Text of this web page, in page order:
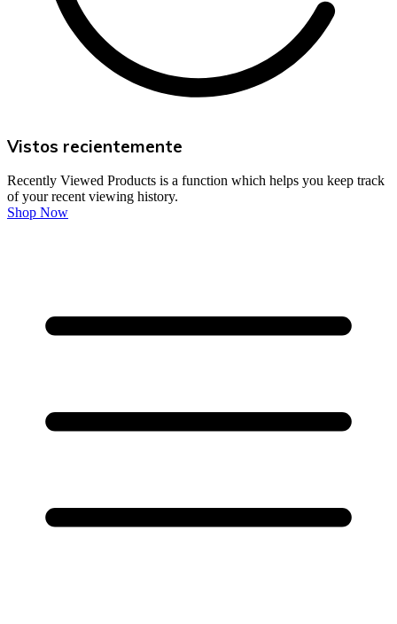
Vistos recientemente
Recently Viewed Products is a function which helps you keep track
of your recent viewing history.
Shop Now